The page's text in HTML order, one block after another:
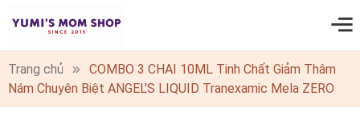
0
Trang chủ
COMBO 3 CHAI 10ML Tinh Chất Giảm Thâm
Nám Chuyên Biệt ANGEL'S LIQUID Tranexamic Mela ZERO